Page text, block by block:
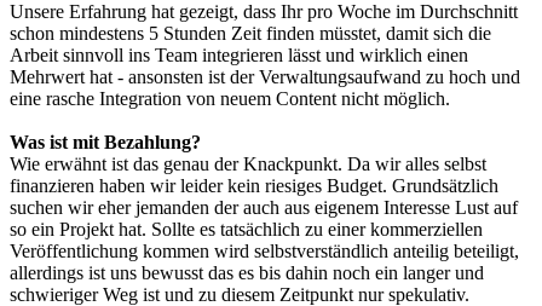
Unsere Erfahrung hat gezeigt, dass Ihr pro Woche im Durchschnitt
schon mindestens 5 Stunden Zeit finden müsstet, damit sich die
Arbeit sinnvoll ins Team integrieren lässt und wirklich einen
Mehrwert hat - ansonsten ist der Verwaltungsaufwand zu hoch und
eine rasche Integration von neuem Content nicht möglich.
Was ist mit Bezahlung?
Wie erwähnt ist das genau der Knackpunkt. Da wir alles selbst
finanzieren haben wir leider kein riesiges Budget. Grundsätzlich
suchen wir eher jemanden der auch aus eigenem Interesse Lust auf
so ein Projekt hat. Sollte es tatsächlich zu einer kommerziellen
Veröffentlichung kommen wird selbstverständlich anteilig beteiligt,
allerdings ist uns bewusst das es bis dahin noch ein langer und
schwieriger Weg ist und zu diesem Zeitpunkt nur spekulativ.